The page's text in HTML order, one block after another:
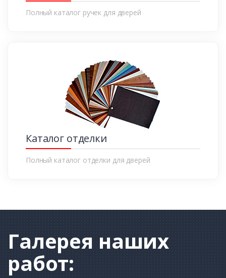
Полный каталог ручек для дверей
Каталог отделки
Полный каталог отделки для дверей
Галерея наших
работ: